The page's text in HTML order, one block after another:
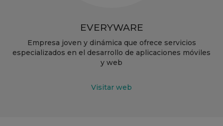
EVERYWARE
Empresa joven y dinámica que ofrece servicios
especializados en el desarrollo de aplicaciones móviles
y web
Visitar web